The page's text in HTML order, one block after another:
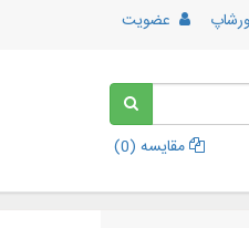
عضویت
مقایسه (0
)